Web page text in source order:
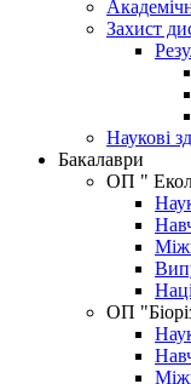
Захист
Наукові
Бакалаври
ОП "
ОП